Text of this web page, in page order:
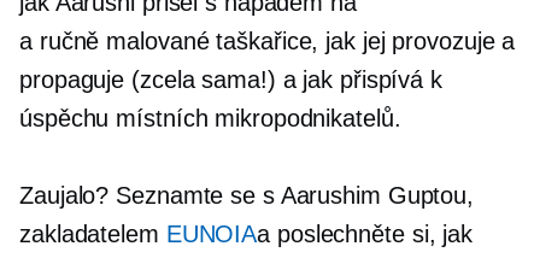
a ručně malovanétaškařice, jak jej provozuje a
propaguje (zcela sama!) a jak přispívá k
úspěchu místních mikropodnikatelů.
Zaujalo? Seznamte se s Aarushim Guptou,
zakladatelem EUNOIAa poslechněte si, jak